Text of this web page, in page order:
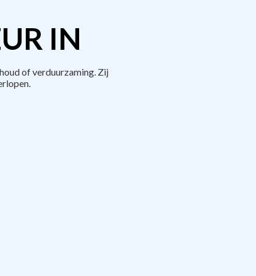
IN
of verduurzaming. Zij